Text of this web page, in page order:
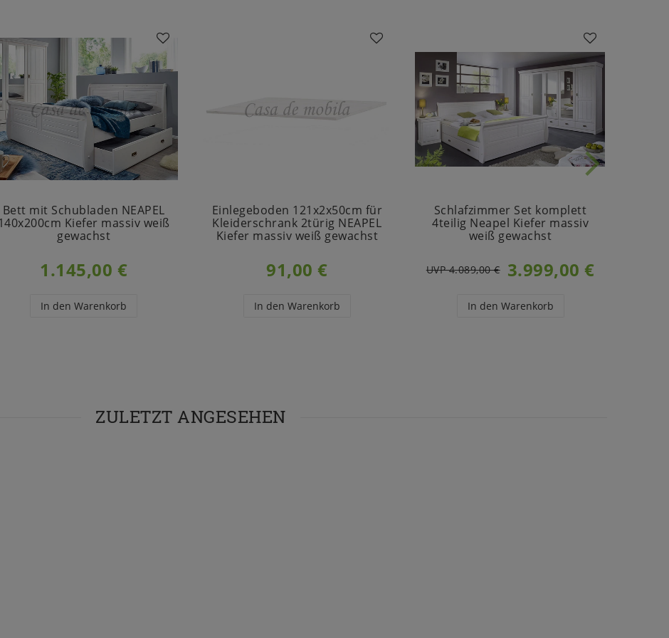
Bett mit Schubladen NEAPEL
Kiefer massiv weiß
gewachst
1.145,00 €
In den Warenkorb
Einlegeboden 121x2x50cm für
Kleiderschrank 2türig NEAPEL
Kiefer massiv weiß gewachst
91,00 €
In den Warenkorb
Schlafzimmer Set komplett
4teilig Neapel Kiefer massiv
weiß gewachst
UVP 4.089,00 € 3.999,00 €
In den Warenkorb
ZULETZT ANGESEHEN